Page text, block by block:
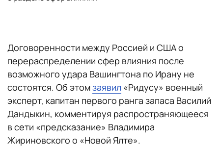
Договоренности между Россией и США о
перераспределении сфер влияния после
возможного удара Вашингтона по Ирану не
состоятся. Об этомзаявил «Ридусу» военный
эксперт, капитан первого ранга запаса Василий
Дандыкин, комментируя распространяющееся
в сети «предсказание» Владимира
Жириновского о «Новой Ялте».